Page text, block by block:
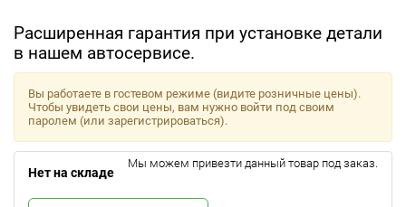
Расширенная гарантия при установке детали
в нашем автосервисе.
Вы работаете в гостевом режиме (видите розничные цены).
Чтобы увидеть свои цены, вам нужно войти под своим
паролем (или зарегистрироваться).
Нет на складе
Мы можем привезти данный товар под заказ.